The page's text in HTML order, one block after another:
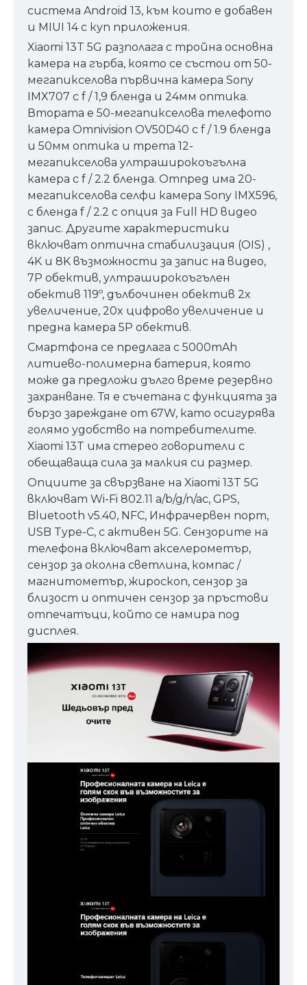
система Android 13, към които е добавен
и MIUI 14 с куп приложения.
Xiaomi 13T 5G разполага с тройна основна
камера на гърба, която се състои от 50-
мегапикселова първична камера Sony
IMX707 с f / 1,9 бленда и 24мм оптика.
Втората е 50-мегапикселова телефото
камера Omnivision OV50D40 с f / 1.9 бленда
и 50мм оптика и трета 12-
мегапикселова ултраширокоъгълна
камера с f / 2.2 бленда. Отпред има 20-
мегапикселова селфи камера Sony IMX596,
с бленда f / 2.2 с опция за Full HD видео
запис. Другите характеристики
включват оптична стабилизация (OIS) ,
4K и 8K възможности за запис на видео,
7P обектив, ултраширокоъгълен
обектив 119º, дълбочинен обектив 2x
увеличение, 20x цифрово увеличение и
предна камера 5P обектив.
Смартфона се предлага с 5000mAh
литиево-полимерна батерия, която
може да предложи дълго време резервно
захранване. Тя е съчетана с функцията за
бързо зареждане от 67W, като осигурява
голямо удобство на потребителите.
Xiaomi 13T има стерео говорители с
обещаваща сила за малкия си размер.
Опциите за свързване на Xiaomi 13T 5G
включват Wi-Fi 802.11 a/b/g/n/ac, GPS,
Bluetooth v5.40, NFC, Инфрачервен порт,
USB Type-C, с активен 5G. Сензорите на
телефона включват акселерометър,
сензор за околна светлина, компас /
магнитометър, жироскоп, сензор за
близост и оптичен сензор за пръстови
отпечатъци, който се намира под
дисплея.